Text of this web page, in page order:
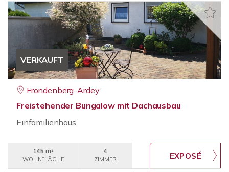
VERKAUFT
Fröndenberg-Ardey
Freistehender Bungalow mit Dachausbau
Einfamilienhaus
145 m²
WOHNFLÄCHE
4
ZIMMER